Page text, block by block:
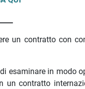
un contratto con
esaminare in modo
un contratto